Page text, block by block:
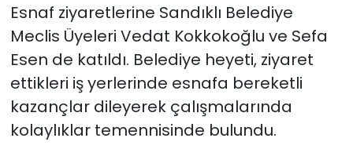
Esnaf ziyaretlerine Sandıklı Belediye
Meclis Üyeleri Vedat Kokkokoğlu ve Sefa
Esen de katıldı. Belediye heyeti, ziyaret
ettikleri iş yerlerinde esnafa bereketli
kazançlar dileyerek çalışmalarında
kolaylıklar temennisinde bulundu.